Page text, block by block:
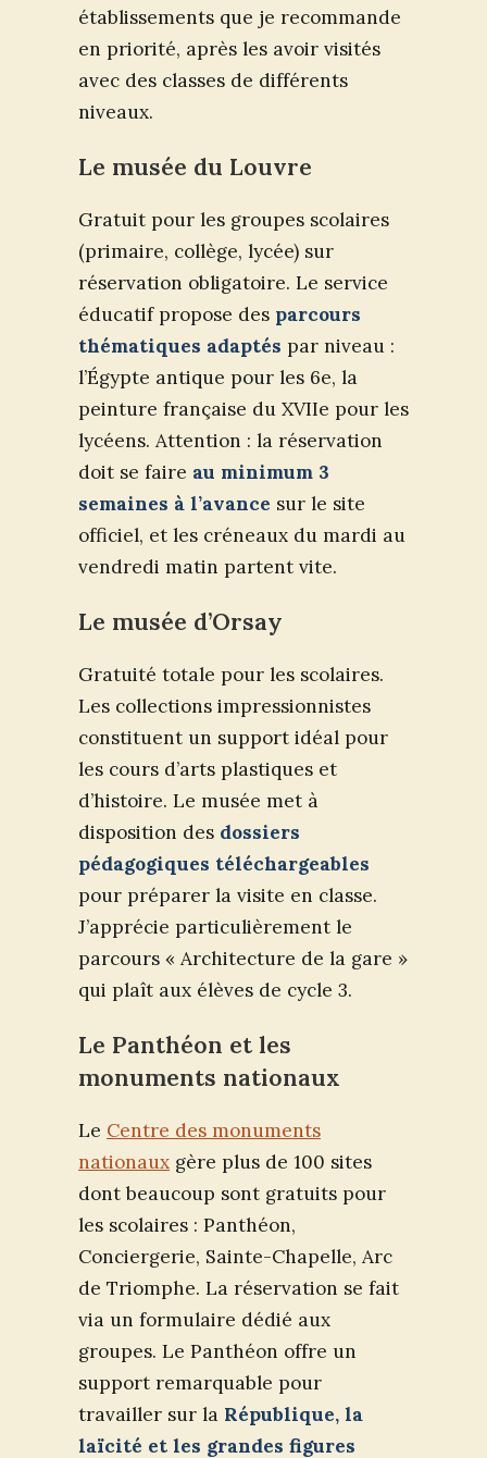
établissements que je recommande
en priorité, après les avoir visités
avec des classes de différents
niveaux.
Le musée du Louvre
Gratuit pour les groupes scolaires
(primaire, collège, lycée) sur
réservation obligatoire. Le service
éducatif propose des parcours
thématiques adaptés par niveau :
l’Égypte antique pour les 6e, la
peinture française du XVIIe pour les
lycéens. Attention : la réservation
doit se faire au minimum 3
semaines à l’avance sur le site
officiel, et les créneaux du mardi au
vendredi matin partent vite.
Le musée d’Orsay
Gratuité totale pour les scolaires.
Les collections impressionnistes
constituent un support idéal pour
les cours d’arts plastiques et
d’histoire. Le musée met à
disposition des dossiers
pédagogiques téléchargeables
pour préparer la visite en classe.
J’apprécie particulièrement le
parcours « Architecture de la gare »
qui plaît aux élèves de cycle 3.
Le Panthéon et les
monuments nationaux
Le Centre des monuments
nationaux gère plus de 100 sites
dont beaucoup sont gratuits pour
les scolaires : Panthéon,
Conciergerie, Sainte-Chapelle, Arc
de Triomphe. La réservation se fait
via un formulaire dédié aux
groupes. Le Panthéon offre un
support remarquable pour
travailler sur la République, la
laïcité et les grandes figures